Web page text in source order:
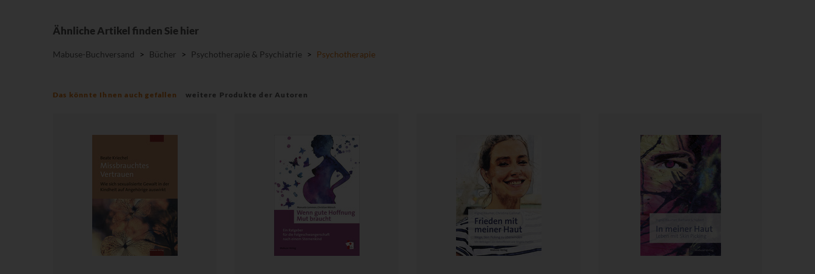
Ähnliche Artikel finden Sie hier
Mabuse-Buchversand > Bücher > Psychotherapie & Psychiatrie > Psychotherapie
Das könnte Ihnen auch gefallen weitere Produkte der Autoren